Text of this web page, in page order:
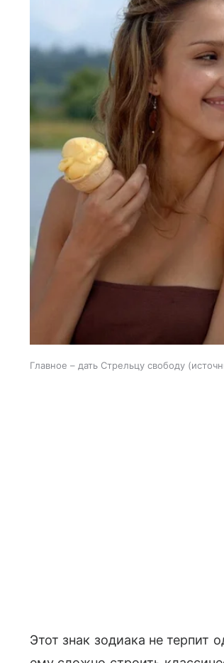
Главное – дать Стрельцу свободу
Этот знак зодиака не терпит